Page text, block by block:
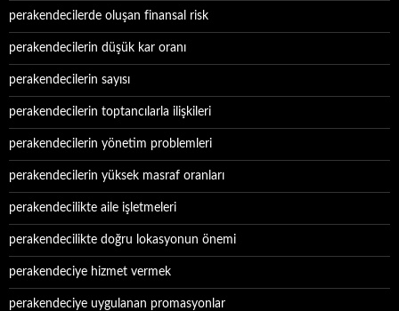
perakendecilerde oluşan finansal risk
perakendecilerin düşük kar oranı
perakendecilerin sayısı
perakendecilerin toptancılarla ilişkileri
perakendecilerin yönetim problemleri
perakendecilerin yüksek masraf oranları
perakendecilikte aile işletmeleri
perakendecilikte doğru lokasyonun önemi
perakendeciye hizmet vermek
perakendeciye uygulanan promasyonlar